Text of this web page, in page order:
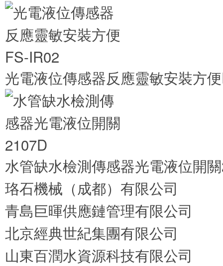
光電液位傳感器反應靈敏安裝方
水管缺水檢測傳感器光電液位開
珞石機械（成都）有限公司
青島巨暉供應鏈管理有限公司
北京經典世紀集團有限公司
山東百潤水資源科技有限公司